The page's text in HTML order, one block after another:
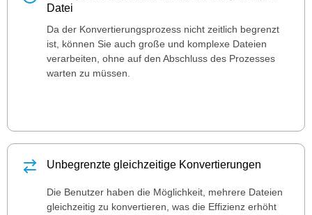
Datei
Da der Konvertierungsprozess nicht zeitlich begrenzt
ist, können Sie auch große und komplexe Dateien
verarbeiten, ohne auf den Abschluss des Prozesses
warten zu müssen.
Unbegrenzte gleichzeitige Konvertierungen
Die Benutzer haben die Möglichkeit, mehrere Dateien
gleichzeitig zu konvertieren, was die Effizienz erhöht